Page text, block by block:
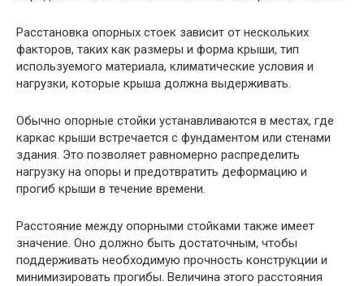
Расстановка опорных стоек зависит от нескольких
факторов, таких как размеры и форма крыши, тип
используемого материала, климатические условия и
нагрузки, которые крыша должна выдерживать.
Обычно опорные стойки устанавливаются в местах, где
каркас крыши встречается с фундаментом или стенами
здания. Это позволяет равномерно распределить
нагрузку на опоры и предотвратить деформацию и
прогиб крыши в течение времени.
Расстояние между опорными стойками также имеет
значение. Оно должно быть достаточным, чтобы
поддерживать необходимую прочность конструкции и
минимизировать прогибы. Величина этого расстояния